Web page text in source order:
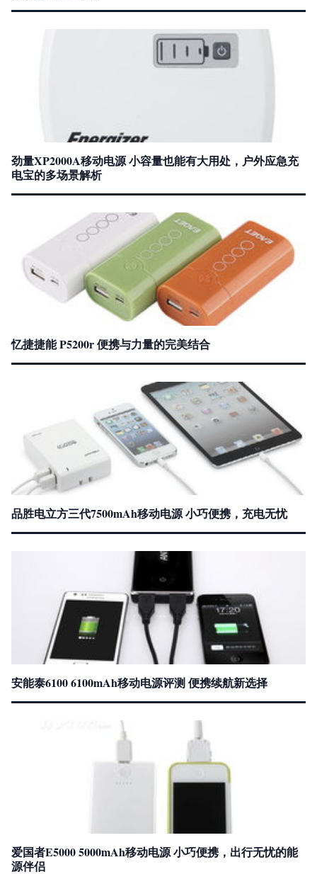
劲量XP2000A移动电源 小容量也能有大用处，户外应急充
电宝的多场景解析
忆捷捷能 P5200r 便携与力量的完美结合
品胜电立方三代7500mAh移动电源 小巧便携，充电无忧
安能泰6100 6100mAh移动电源评测 便携续航新选择
爱国者E5000 5000mAh移动电源 小巧便携，出行无忧的能
源伴侣